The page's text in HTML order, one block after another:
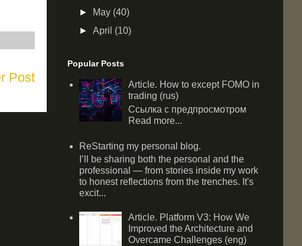
Post
►
May (40)
►April (10)
Popular Posts
Article. How to except FOMO in
trading (rus)
Ссылка с предпросмотром
Read more...
ReStarting my personal blog.
I’ll be sharing both the personal and the
professional — from stories inside my work
to honest reflections from the trenches. It's
excit...
Article. Platform V3: How We
Improved the Architecture and
Overcame Challenges (eng)